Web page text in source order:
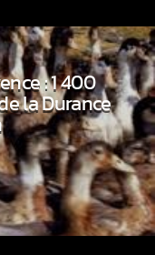
: 1 400
la Durance